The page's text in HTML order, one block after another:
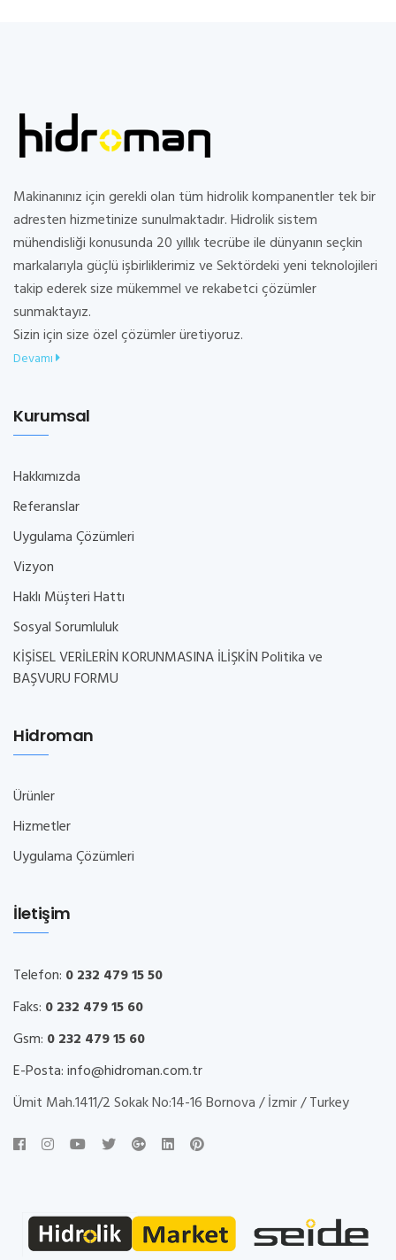
Makinanınız için gerekli olan tüm hidrolik kompanentler tek bir
adresten hizmetinize sunulmaktadır. Hidrolik sistem
mühendisliği konusunda 20 yıllık tecrübe ile dünyanın seçkin
markalarıyla güçlü işbirliklerimiz ve Sektördeki yeni teknolojileri
takip ederek size mükemmel ve rekabetci çözümler
sunmaktayız.
Sizin için size özel çözümler üretiyoruz.
Devamı
Kurumsal
Hakkımızda
Referanslar
Uygulama Çözümleri
Vizyon
Haklı Müşteri Hattı
Sosyal Sorumluluk
KİŞİSEL VERİLERİN KORUNMASINA İLİŞKİN Politika ve
BAŞVURU FORMU
Hidroman
Ürünler
Hizmetler
Uygulama Çözümleri
İletişim
Telefon: 0 232 479 15 50
Faks: 0 232 479 15 60
Gsm: 0 232 479 15 60
E-Posta:info@hidroman.com.tr
Ümit Mah.1411/2 Sokak No:14-16 Bornova / İzmir / Turkey